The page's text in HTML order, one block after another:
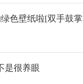
色壁纸啦[双手鼓
是很养眼